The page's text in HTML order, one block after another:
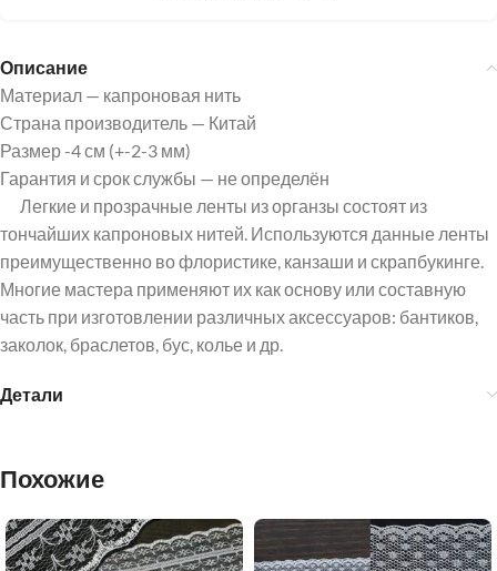
Описание
Материал — капроновая нить
Страна производитель — Китай
Размер -4 см (+-2-3 мм)
Гарантия и срок службы — не определён
Легкие и прозрачные ленты из органзы состоят из
тончайших капроновых нитей. Используются данные ленты
преимущественно во флористике, канзаши и скрапбукинге.
Многие мастера применяют их как основу или составную
часть при изготовлении различных аксессуаров: бантиков,
заколок, браслетов, бус, колье и др.
Детали
Похожие